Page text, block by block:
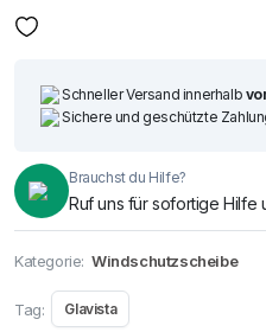
Schneller Versand innerhalb
Sichere und geschützte
Brauchst du Hilfe?
Ruf uns für sofortige Hilfe
Kategorie: Windschutzscheibe
Tag: Glavista